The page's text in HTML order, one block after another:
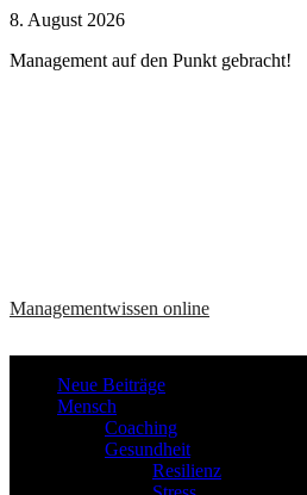
Zum
springen
8. August 2026
Management auf den Punkt gebracht!
Managementwissen online
Neue Beiträge
Mensch
Coaching
Gesundheit
Resilienz